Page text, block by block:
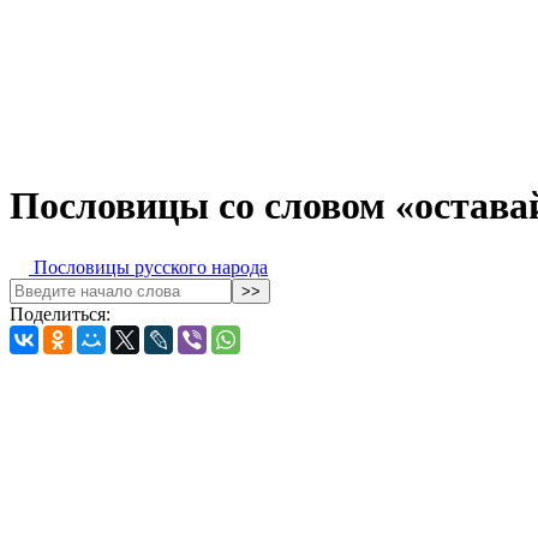
Пословицы со словом
Пословицы русского народа
Поделиться: